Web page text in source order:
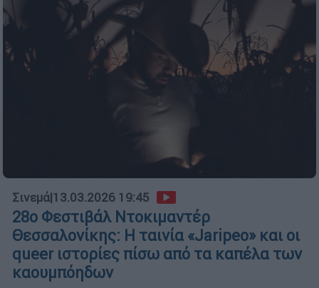
Σινεμά|13.03.2026 19:45
28ο Φεστιβάλ Ντοκιμαντέρ
Θεσσαλονίκης: Η ταινία «Jaripeo» και οι
queer ιστορίες πίσω από τα καπέλα των
καουμπόηδων